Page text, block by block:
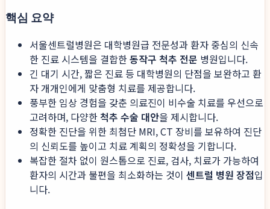
핵심 요약
서울센트럴병원은 대학병원급 전문성과 환자 중심의 신속
한 진료 시스템을 결합한동작구 척추 전문 병원입니다.
긴 대기 시간, 짧은 진료 등 대학병원의 단점을 보완하고 환
자 개개인에게 맞춤형 치료를 제공합니다.
풍부한 임상 경험을 갖춘 의료진이 비수술 치료를 우선으로
고려하며, 다양한 척추 수술 대안을 제시합니다.
정확한 진단을 위한 최첨단 MRI, CT 장비를 보유하여 진단
의 신뢰도를 높이고 치료 계획의 정확성을 기합니다.
복잡한 절차 없이 원스톱으로 진료, 검사, 치료가 가능하여
환자의 시간과 불편을 최소화하는 것이 센트럴 병원 장점입
니다.